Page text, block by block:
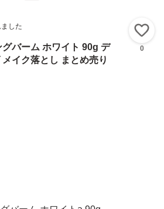
した
バーム ホワイト 90g デ
イク落とし まとめ売り
0